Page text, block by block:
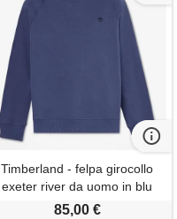
Timberland - felpa girocollo
exeter river da uomo in blu
scuro, uomo, blu, taglia: 3xl
85,00 €